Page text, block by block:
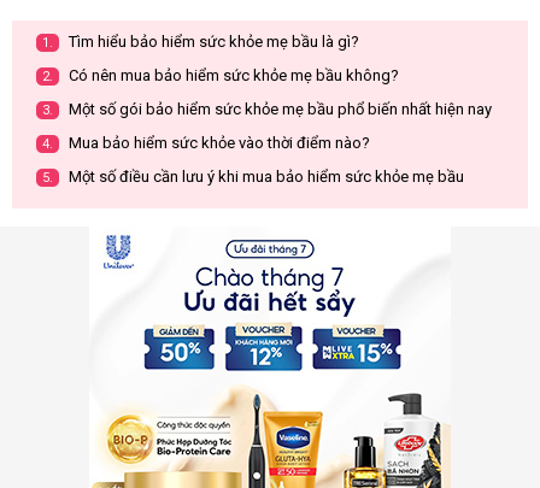
1. Tìm hiểu bảo hiểm sức khỏe mẹ bầu là gì?
2. Có nên mua bảo hiểm sức khỏe mẹ bầu không?
3. Một số gói bảo hiểm sức khỏe mẹ bầu phổ biến nhất hiện nay
4. Mua bảo hiểm sức khỏe vào thời điểm nào?
5. Một số điều cần lưu ý khi mua bảo hiểm sức khỏe mẹ bầu